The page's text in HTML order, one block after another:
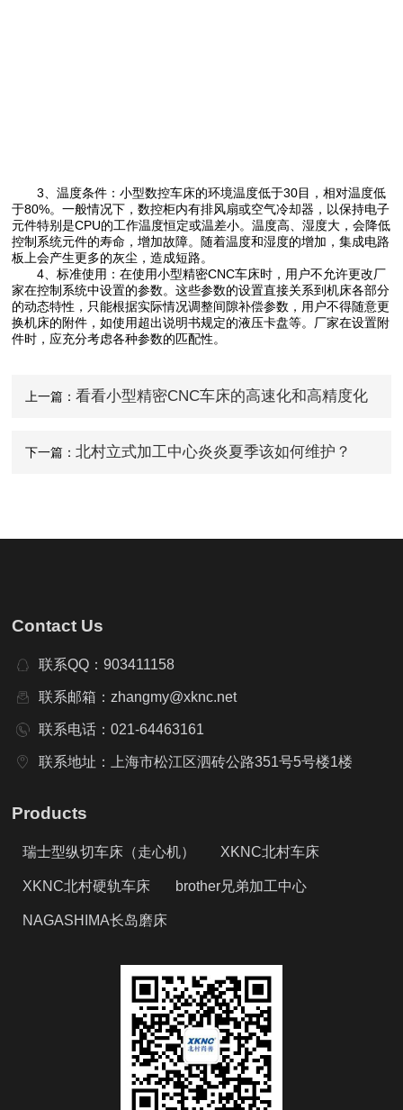
3、温度条件：小型数控车床的环境温度低于30目，相对温度低
于80%。一般情况下，数控柜内有排风扇或空气冷却器，以保持电子
元件特别是CPU的工作温度恒定或温差小。温度高、湿度大，会降低
控制系统元件的寿命，增加故障。随着温度和湿度的增加，集成电路
板上会产生更多的灰尘，造成短路。
4、标准使用：在使用小型精密CNC车床时，用户不允许更改厂
家在控制系统中设置的参数。这些参数的设置直接关系到机床各部分
的动态特性，只能根据实际情况调整间隙补偿参数，用户不得随意更
换机床的附件，如使用超出说明书规定的液压卡盘等。厂家在设置附
件时，应充分考虑各种参数的匹配性。
上一篇： 看看小型精密CNC车床的高速化和高精度化
下一篇： 北村立式加工中心炎炎夏季该如何维护？
Contact Us
联系QQ：903411158
联系邮箱：zhangmy@xknc.net
联系电话：021-64463161
联系地址：上海市松江区泗砖公路351号5号楼1楼
Products
瑞士型纵切车床（走心机） XKNC北村车床
XKNC北村硬轨车床 brother兄弟加工中心
NAGASHIMA长岛磨床